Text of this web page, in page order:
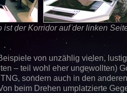
ist der Korridor auf der linken
von unzählig vielen,
– teil wohl eher ungewollten)
sondern auch in den
beim Drehen umplatzierte